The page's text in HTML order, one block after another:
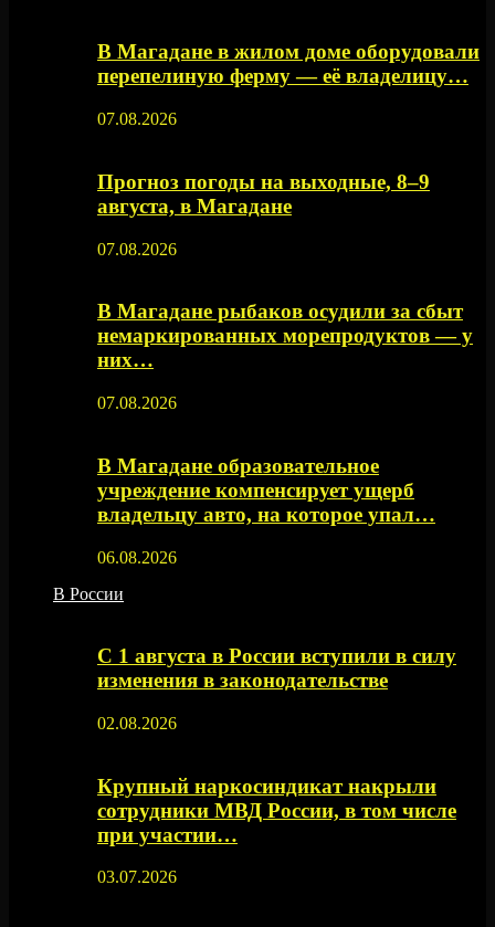
В Магадане в жилом доме оборудовали
перепелиную ферму — её владелицу…
07.08.2026
Прогноз погоды на выходные, 8–9
августа, в Магадане
07.08.2026
В Магадане рыбаков осудили за сбыт
немаркированных морепродуктов — у
них…
07.08.2026
В Магадане образовательное
учреждение компенсирует ущерб
владельцу авто, на которое упал…
06.08.2026
В России
С 1 августа в России вступили в силу
изменения в законодательстве
02.08.2026
Крупный наркосиндикат накрыли
сотрудники МВД России, в том числе
при участии…
03.07.2026